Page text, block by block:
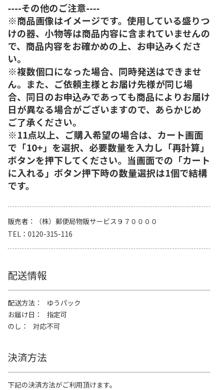
----その他のご注意----
※商品画像はイメージです。使用している盛りつ
けの器、小物等は商品内容に含まれていませんの
で、商品内容をお確かめの上、お申込みくださ
い。
※複数個口になった場合、同時発送はできませ
ん。また、ご依頼主様とお届け先様が同じ場
合、同日のお申込みであっても商品によりお届け
日が異なる場合がございますので、あらかじめ
ご了承ください。
※11点以上、ご購入希望の場合は、カート画面
で「10+」を選択、必要数量を入力し「再計算」
ボタンを押下してください。当画面での「カート
に入れる」ボタン押下時の数量選択は1個で結構
です。
販売者
（株）郵便局物販サービス９７００００
TEL
0120-315-116
配送情報
配送方法
ゆうパック
お届け日
指定可
のし
対応不可
決済方法
下記の決済方法がご利用頂けます。